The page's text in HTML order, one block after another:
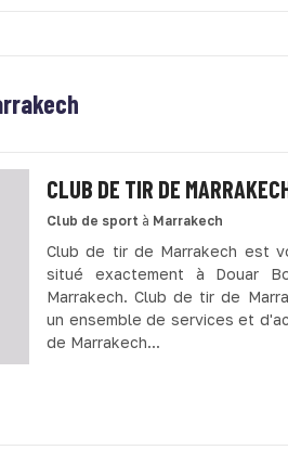
CLUB DE TIR DE
Club de sport à Marrakech
Club de tir de Marrakech est
situé exactement à Douar
Marrakech. Club de tir de
un ensemble de services et
de Marrakech...